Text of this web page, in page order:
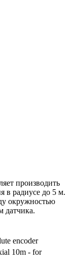
производить
в радиусе до 5 м.
окружностью
датчика.
encoder
10m - for